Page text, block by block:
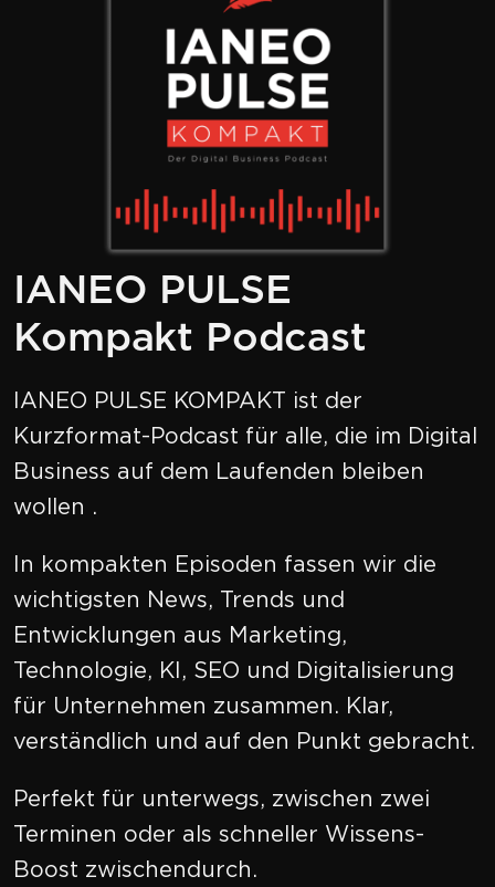
IANEO PULSE
Kompakt Podcast
IANEO PULSE KOMPAKT ist der
Kurzformat-Podcast für alle, die im Digital
Business auf dem Laufenden bleiben
wollen .
In kompakten Episoden fassen wir die
wichtigsten News, Trends und
Entwicklungen aus Marketing,
Technologie, KI, SEO und Digitalisierung
für Unternehmen zusammen. Klar,
verständlich und auf den Punkt gebracht.
Perfekt für unterwegs, zwischen zwei
Terminen oder als schneller Wissens-
Boost zwischendurch.